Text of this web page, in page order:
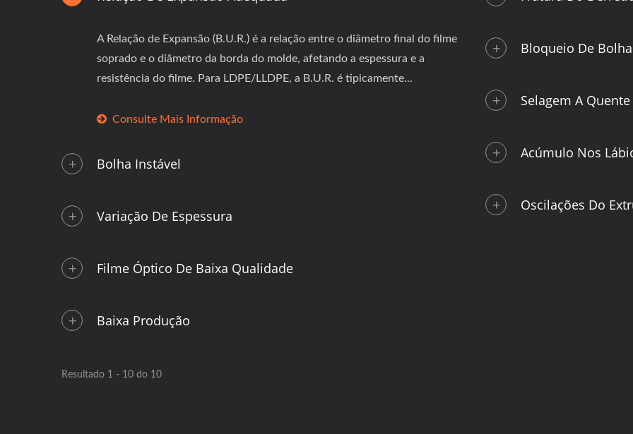
A Relação de Expansão (B.U.R.) é a relação entre o diâmetro final do filme
soprado e o diâmetro da borda do molde, afetando a espessura e a
resistência do filme. Para LDPE/LLDPE, a B.U.R. é tipicamente...
Consulte Mais Informação
Bolha Instável
Variação De Espessura
Filme Óptico De Baixa Qualidade
Baixa Produção
Bloqueio De
Selagem A
Acúmulo Nos
Oscilações Do
Resultado 1 - 10 do 10